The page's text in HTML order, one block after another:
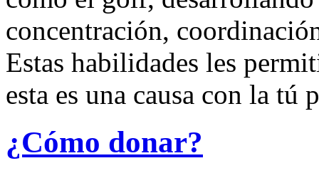
concentración,
Estas habilidades les
esta es una causa con la
¿Cómo donar?